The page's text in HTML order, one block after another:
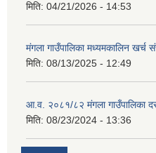
मिति: 04/21/2026 - 14:53
मंगला गाउँपालिका मध्यमकालिन खर्च
मिति: 08/13/2025 - 12:49
आ.व. २०८१/८२ मंगला गाउँपालिका
मिति: 08/23/2024 - 13:36